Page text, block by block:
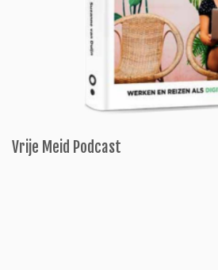
Vrije Meid Podcast